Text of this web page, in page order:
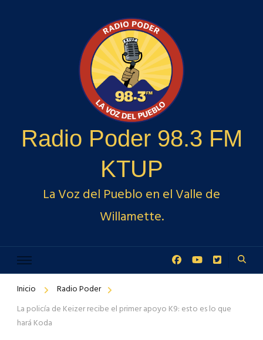
Radio Poder 98.3 FM
KTUP
La Voz del Pueblo en el Valle de
Willamette.
Inicio
Radio Poder
La policía de Keizer recibe el primer apoyo K9: esto es lo que
hará Koda